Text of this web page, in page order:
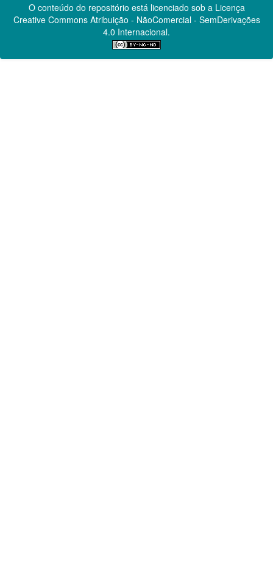
O conteúdo do repositório está licenciado sob a Licença
Creative CommonsAtribuição - NãoComercial - SemDerivações
4.0 Internacional.